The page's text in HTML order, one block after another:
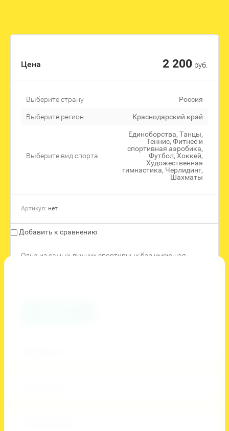
Цена 2 200руб.
Выберите страну Россия
Выберите регион Краснодарский край
Выберите вид спорта
Единоборства, Танцы,
Теннис, Фитнес и
спортивная аэробика,
Футбол, Хоккей,
Художественная
гимнастика, Черлидинг,
Шахматы
Артикул: нет
Добавить к сравнению
Одна из самых лучших спортивных баз имеющая